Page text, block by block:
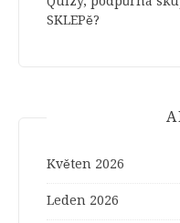
SKLEPě?
Květen 2026
Leden 2026